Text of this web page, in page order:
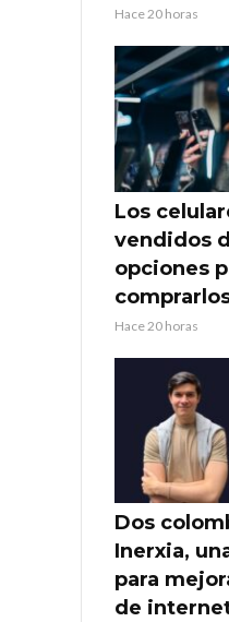
Hace 20 horas
Los
vendidos
opciones
Hace 20 horas
Dos
Inerxia,
para
de